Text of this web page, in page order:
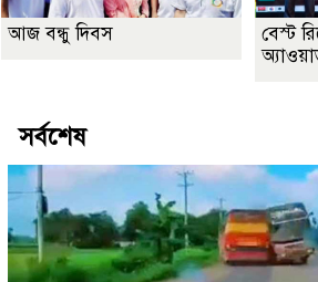
আজ বন্ধু দিবস
বেস্ট
সর্বশেষ